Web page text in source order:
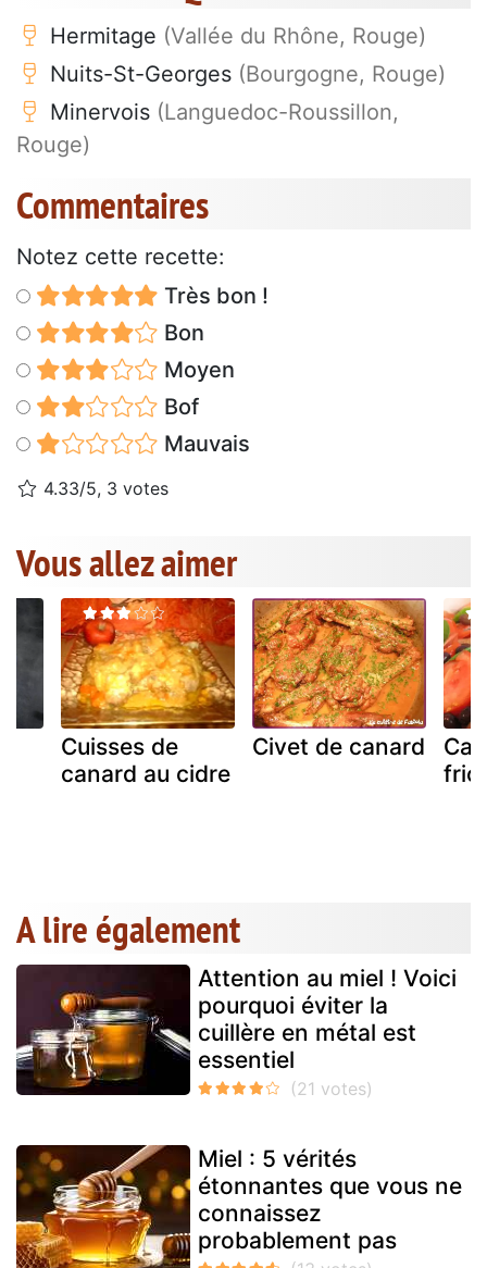
Hermitage (Vallée du Rhône, Rouge)
Nuits-St-Georges (Bourgogne, Rouge)
Minervois (Languedoc-Roussillon,
Rouge)
Commentaires
Notez cette recette:
Très bon !
Bon
Moyen
Bof
Mauvais
4.33/5, 3 votes
Vous allez aimer
Cuisses de
canard au cidre
Civet de canard
A lire également
Attention au miel ! Voici
pourquoi éviter la
cuillère en métal est
essentiel
Miel : 5 vérités
étonnantes que vous ne
connaissez
probablement pas